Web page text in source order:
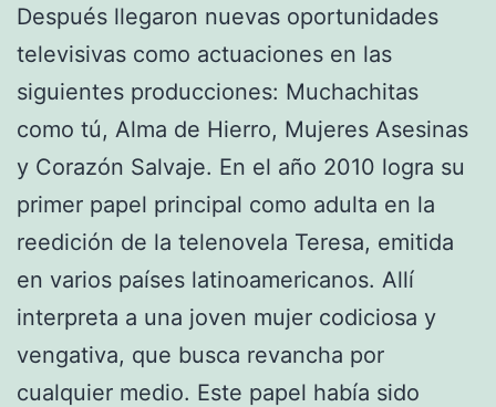
Después llegaron nuevas oportunidades
televisivas como actuaciones en las
siguientes producciones: Muchachitas
como tú, Alma de Hierro, Mujeres Asesinas
y Corazón Salvaje. En el año 2010 logra su
primer papel principal como adulta en la
reedición de la telenovela Teresa, emitida
en varios países latinoamericanos. Allí
interpreta a una joven mujer codiciosa y
vengativa, que busca revancha por
cualquier medio. Este papel había sido